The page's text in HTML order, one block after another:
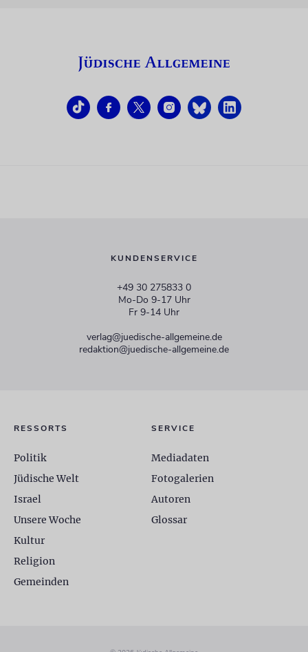
KUNDENSERVICE
+49 30 275833 0
Mo-Do 9-17 Uhr
Fr 9-14 Uhr
verlag@juedische-allgemeine.de
redaktion@juedische-allgemeine.de
RESSORTS
Politik
Jüdische Welt
Israel
Unsere Woche
Kultur
Religion
Gemeinden
SERVICE
Mediadaten
Fotogalerien
Autoren
Glossar